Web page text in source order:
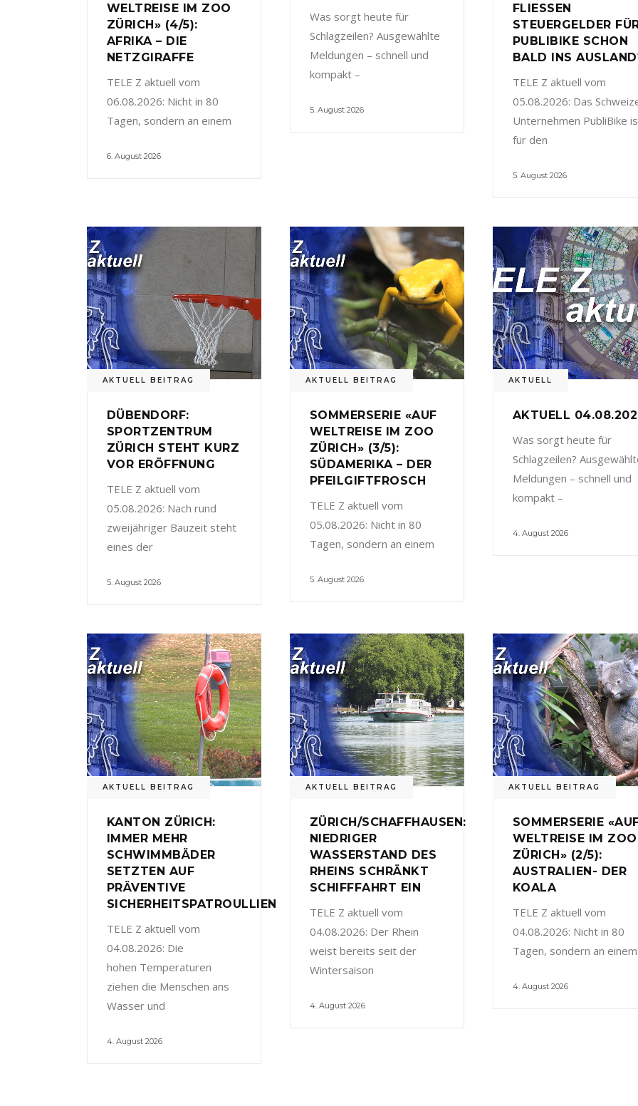
WELTREISE IM ZOO
ZÜRICH» (4/5):
AFRIKA – DIE
NETZGIRAFFE
TELE Z aktuell vom
06.08.2026: Nicht in 80
Tagen, sondern an einem
6. August 2026
Was sorgt heute für
Schlagzeilen? Ausgewählte
Meldungen – schnell und
kompakt –
5. August 2026
FLIESSEN
STEUERGELDER
PUBLIBIKE SCHON
BALD INS
TELE Z aktuell vom
05.08.2026: Das
Unternehmen PubliBike
für den
5. August 2026
AKTUELL BEITRAG
DÜBENDORF:
SPORTZENTRUM
ZÜRICH STEHT KURZ
VOR ERÖFFNUNG
TELE Z aktuell vom
05.08.2026: Nach rund
zweijähriger Bauzeit steht
eines der
5. August 2026
AKTUELL BEITRAG
SOMMERSERIE «AUF
WELTREISE IM ZOO
ZÜRICH» (3/5):
SÜDAMERIKA – DER
PFEILGIFTFROSCH
TELE Z aktuell vom
05.08.2026: Nicht in 80
Tagen, sondern an einem
5. August 2026
AKTUELL
AKTUELL
Was sorgt heute für
Schlagzeilen?
Meldungen – schnell und
kompakt –
4. August 2026
AKTUELL BEITRAG
KANTON ZÜRICH:
IMMER MEHR
SCHWIMMBÄDER
SETZTEN AUF
PRÄVENTIVE
SICHERHEITSPATROULLIEN
TELE Z aktuell vom
04.08.2026: Die
hohen Temperaturen
ziehen die Menschen ans
Wasser und
4. August 2026
AKTUELL BEITRAG
ZÜRICH/SCHAFFHAUSEN:
NIEDRIGER
WASSERSTAND DES
RHEINS SCHRÄNKT
SCHIFFFAHRT EIN
TELE Z aktuell vom
04.08.2026: Der Rhein
weist bereits seit der
Wintersaison
4. August 2026
AKTUELL BEITRAG
SOMMERSERIE
WELTREISE IM ZOO
ZÜRICH» (2/5):
AUSTRALIEN- DER
KOALA
TELE Z aktuell vom
04.08.2026: Nicht in 80
Tagen, sondern an einem
4. August 2026